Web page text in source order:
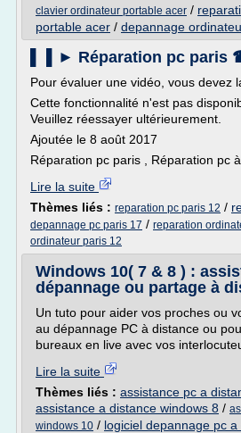
clavier ordinateur portable acer /
portable acer / depannage
▌ ▌► Réparation pc paris
Pour évaluer une vidéo, vous devez
Cette fonctionnalité n'est pas
Veuillez réessayer ultérieurement.
Ajoutée le 8 août 2017
Réparation pc paris , Réparation pc à
Lire la suite
Thèmes liés : reparation pc paris 12 /
depannage pc paris 17 / reparation
ordinateur paris 12
Windows 10( 7 & 8 ) :
dépannage ou partage à
Un tuto pour aider vos proches ou
au dépannage PC à distance ou
bureaux en live avec vos
Lire la suite
Thèmes liés : assistance pc a
assistance a distance windows 8 /
windows 10 / logiciel depannage pc a